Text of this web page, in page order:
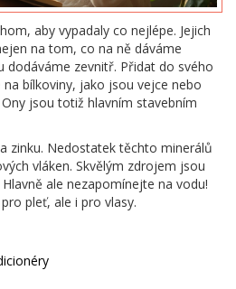
aby vypadaly co nejlépe. Jejich
na tom, co na ně dáváme
dodáváme zevnitř. Přidat do svého
bílkoviny, jako jsou vejce nebo
jsou totiž hlavním stavebním
zinku. Nedostatek těchto minerálů
vláken. Skvělým zdrojem jsou
ale nezapomínejte na vodu!
pleť, ale i pro vlasy.